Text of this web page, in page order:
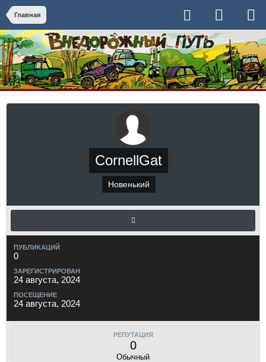
Главная
CornellGat
Новенький
ПУБЛИКАЦИЙ
0
ЗАРЕГИСТРИРОВАН
24 августа, 2024
ПОСЕЩЕНИЕ
24 августа, 2024
РЕПУТАЦИЯ
0
Обычный